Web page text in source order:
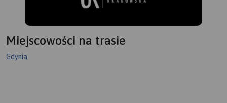
Miejscowości na trasie
Gdynia